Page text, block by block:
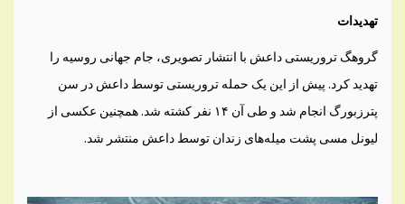
تهدیدات
گروهگ تروریستی داعش با انتشار تصویری، جام جهانی روسیه را
تهدید کرد. پیش از این یک حمله تروریستی توسط داعش در سن
پترزبورگ انجام شد و طی آن ۱۴ نفر کشته شد. همچنین عکسی از
لیونل مسی پشت میله‌های زندان توسط داعش منتشر شد.